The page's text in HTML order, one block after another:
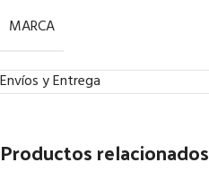
MARCA
Envíos y Entrega
Productos relacionados